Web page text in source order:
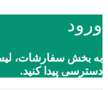
ورود
به بخش سفارشات،
دسترسی پیدا کنید.